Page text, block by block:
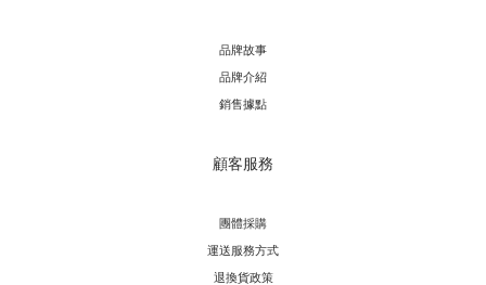
品牌故事
品牌介紹
銷售據點
顧客服務
團體採購
運送服務方式
退換貨政策